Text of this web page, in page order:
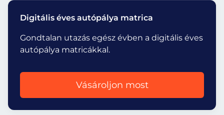
Digitális éves autópálya matrica
Gondtalan utazás egész évben a digitális éves
autópálya matricákkal.
Vásároljon most